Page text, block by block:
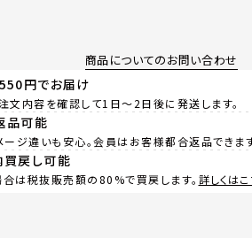
商品についてのお問い合わせ
円でお届け
文内容を確認して1日～2日後に発送します。
品可能
ージ違いも安心。会員はお客様都合返品できます
買戻し可能
は税抜販売額の80%で買戻します。 詳しくはこ